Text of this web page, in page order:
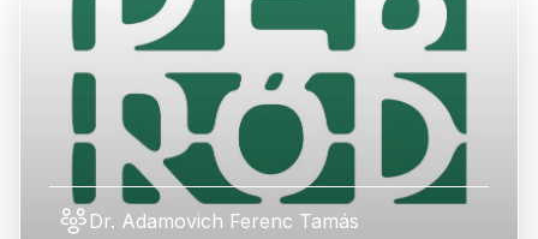
Dr. Adamovich Ferenc Tamás